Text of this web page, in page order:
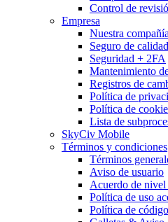
Control de
Empresa
Nuestra
Seguro de calidad
Seguridad + 2FA
Mantenimiento
Registros de
Política de
Política de
Lista de
SkyCiv Mobile
Términos y condiciones
Términos
Aviso de usuario
Acuerdo de
Política de uso
Política de